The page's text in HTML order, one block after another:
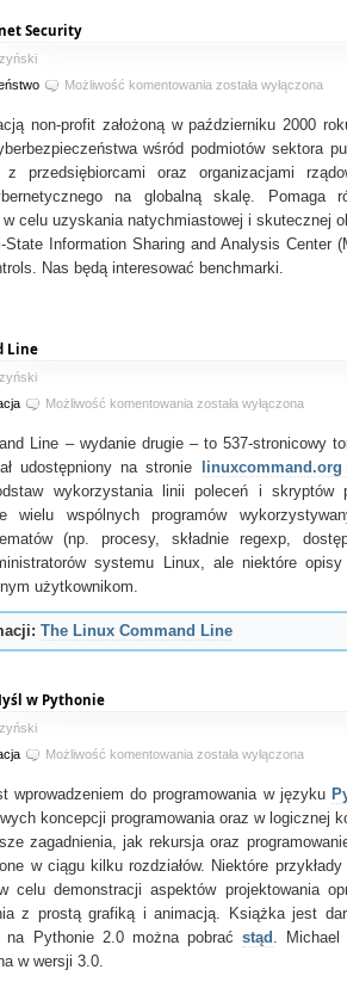
Security
Możliwość komentowania The
for
Internet
Security
została wyłączona
non-profit założoną w październiku 2000
wśród podmiotów sektora
z przedsiębiorcami oraz organizacjami
na globalną skalę. Pomaga
celu uzyskania natychmiastowej i skutecznej
State Information Sharing and Analysis Center
Nas będą interesować benchmarki.
Line
Możliwość komentowania The
Command
Line
została wyłączona
Line – wydanie drugie – to 537-stronicowy
udostępniony na stronie
linuxcommand.org
wykorzystania linii poleceń i skryptów
wielu wspólnych programów
(np. procesy, składnie regexp,
systemu Linux, ale niektóre
użytkownikom.
The Linux Command Line
w Pythonie
Możliwość komentowania Allen
Downey
–
Pythonie
została wyłączona
wprowadzeniem do programowania w języku
koncepcji programowania oraz w logicznej
zagadnienia, jak rekursja oraz
w ciągu kilku rozdziałów. Niektóre
celu demonstracji aspektów projektowania
z prostą grafiką i animacją. Książka jest
na Pythonie 2.0 można pobraćstąd .
w wersji 3.0.